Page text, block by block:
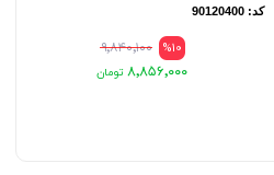
کد: 90120400
%10 ۹٬۸۴۰٬۱۰۰
۸٬۸۵۶٬۰۰۰